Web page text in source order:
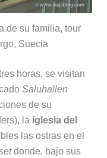
de su familia, tour
Suecia
horas, se visitan
Saluhallen
de su
la iglesia del
las ostras en el
donde, bajo sus